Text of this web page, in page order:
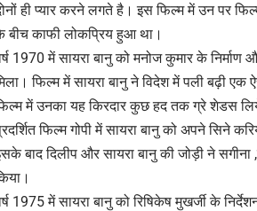
ही प्यार करने लगते है। इस फिल्म में उन पर
बीच काफी लोकप्रिय हुआ था।
1970 में सायरा बानु को मनोज कुमार के
फिल्म में सायरा बानु ने विदेश में पली बढ़ी
में उनका यह किरदार कुछ हद तक ग्रे शेडस
फिल्म गोपी में सायरा बानु को अपने सिने
बाद दिलीप और सायरा बानु की जोड़ी ने
1975 में सायरा बानु को रिषिकेष मुखर्जी के